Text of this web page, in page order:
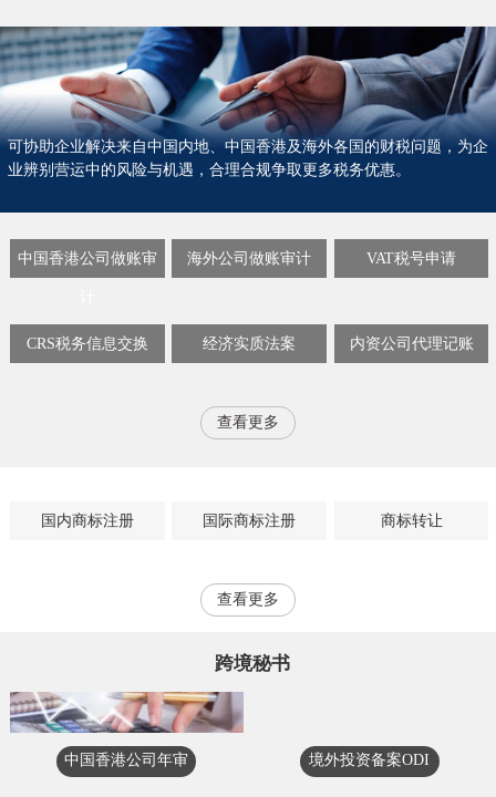
可协助企业解决来自中国内地、中国香港及海外各国的财税问题，为企
业辨别营运中的风险与机遇，合理合规争取更多税务优惠。
中国香港公司做账审 海外公司做账审计 VAT税号申请
CRS税务信息交换 经济实质法案 内资公司代理记账
查看更多
国内商标注册 国际商标注册 商标转让
查看更多
跨境秘书
中国香港公司年审 境外投资备案ODI